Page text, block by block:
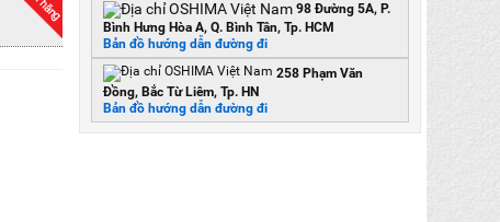
98 Đường 5A, P.
Bình Hưng Hòa A, Q. Bình Tân, Tp. HCM
Bản đồ hướng dẫn đường đi
258 Phạm Văn
Đồng, Bắc Từ Liêm, Tp. HN
Bản đồ hướng dẫn đường đi